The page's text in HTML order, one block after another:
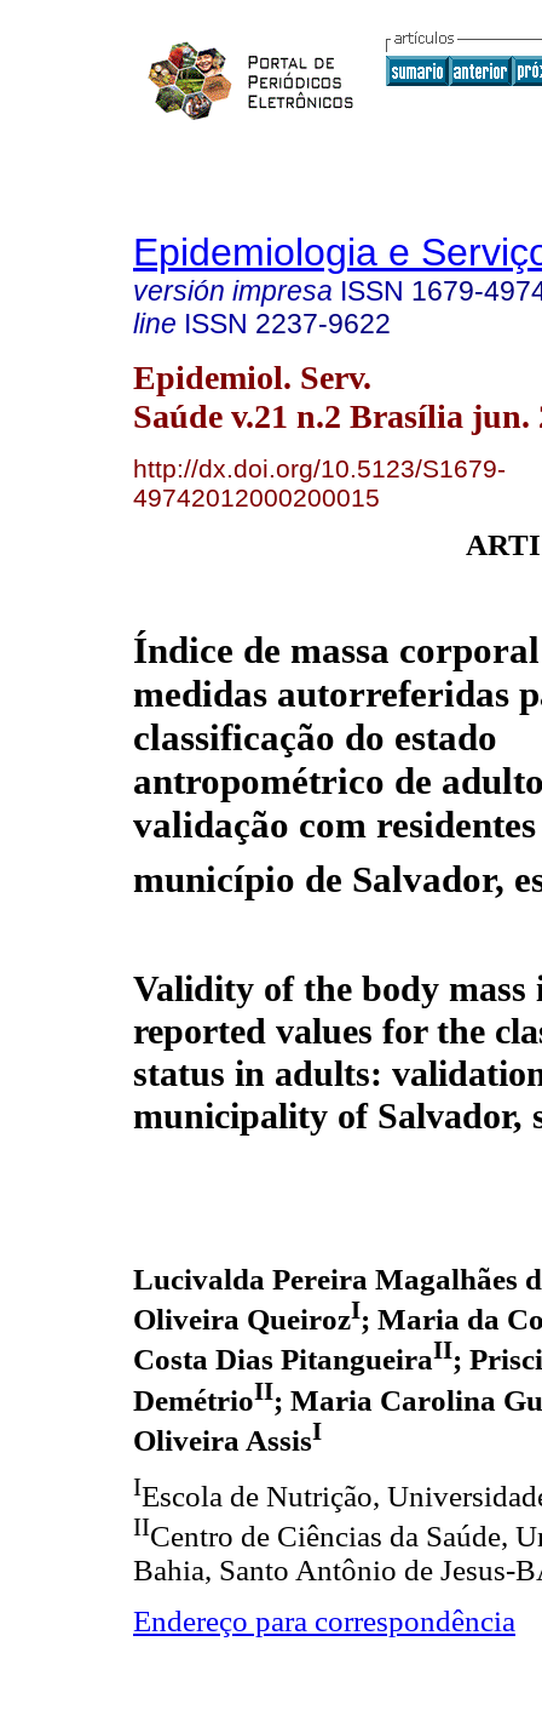
Epidemiologia e
versión impresa ISSN 1679-
line ISSN 2237-9622
Epidemiol. Serv.
Saúde v.21 n.2 Brasília jun.
http://dx.doi.org/10.5123/S1679-
49742012000200015
Índice de massa
medidas autorreferidas
classificação do estado
antropométrico de
validação com
município de Salvador,
Validity of the body
reported values for the
status in adults:
municipality of Salvador,
Lucivalda Pereira Magalhães
Oliveira QueirozI; Maria da
Costa Dias PitangueiraII;
DemétrioII; Maria Carolina
Oliveira AssisI
IEscola de Nutrição,
IICentro de Ciências da Saúde,
Bahia, Santo Antônio de Jesus-
Endereço para correspondência